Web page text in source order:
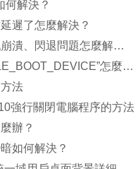
何解決？
遲了怎麼解決？
Win10系統中運行英雄聯盟游戲崩潰、閃退問題怎麼解決？
Win10藍屏提示“INACCESSIBLE_BOOT_DEVICE”怎麼處理？
法
強行關閉電腦程序的方法
辦？
如何解決？